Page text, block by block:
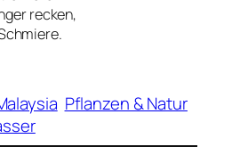
recken,
Pflanzen & Natur